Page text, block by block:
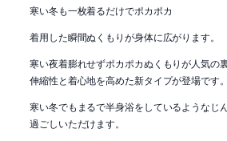
寒い冬も一枚着るだけでポカポカ
着用した瞬間ぬくもりが身体に広がります。
寒い夜着膨れせずポカポカぬくもりが人気の
伸縮性と着心地を高めた新タイプが登場です。
寒い冬でもまるで半身浴をしているようなじ
過ごしいただけます。